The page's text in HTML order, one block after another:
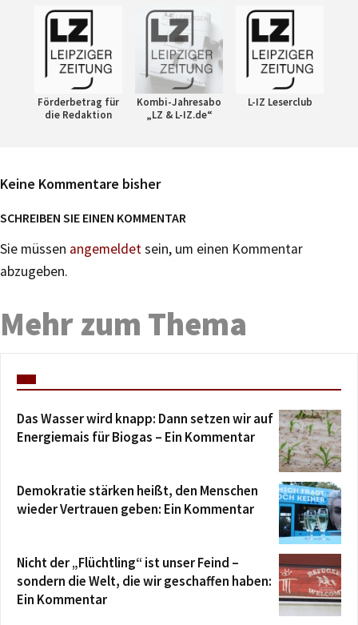
Förderbetrag für
die Redaktion
Kombi-Jahresabo
„LZ & L-IZ.de“
L-IZ Leserclub
Keine Kommentare bisher
SCHREIBEN SIE EINEN KOMMENTAR
Sie müssen angemeldetsein, um einen Kommentar
abzugeben.
Mehr zum Thema
Das Wasser wird knapp: Dann setzen wir auf
Energiemais für Biogas – Ein Kommentar
Demokratie stärken heißt, den Menschen
wieder Vertrauen geben: Ein Kommentar
Nicht der „Flüchtling“ ist unser Feind –
sondern die Welt, die wir geschaffen haben:
Ein Kommentar